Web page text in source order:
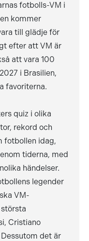
fotbolls-VM i
kommer
till glädje för
efter att VM är
att vara 100
i Brasilien,
favoriterna.
quiz i olika
rekord och
fotbollen idag,
tiderna, med
händelser.
legender
VM-
Cristiano
det är